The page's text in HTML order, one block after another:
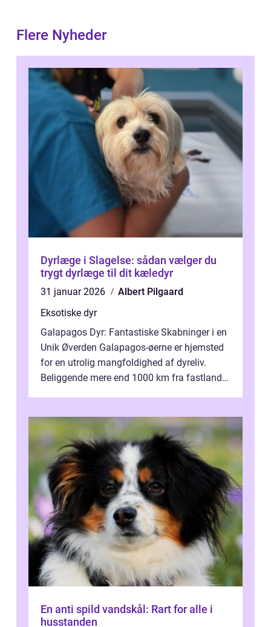
Flere Nyheder
Dyrlæge i Slagelse: sådan vælger du
trygt dyrlæge til dit kæledyr
31 januar 2026
Albert Pilgaard
Eksotiske dyr
Galapagos Dyr: Fantastiske Skabninger i en
Unik Øverden Galapagos-øerne er hjemsted
for en utrolig mangfoldighed af dyreliv.
Beliggende mere end 1000 km fra fastlandet
En anti spild vandskål: Rart for alle i
husstanden